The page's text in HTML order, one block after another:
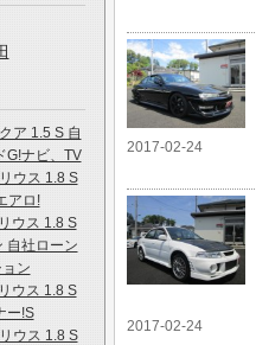
ア 1.5 S 自
G!ナビ、TV
ウス 1.8 S
アロ!
ウス 1.8 S
自社ローン
ン
ウス 1.8 S
ー!S
ウス 1.8 S
2017-02-24
2017-02-24